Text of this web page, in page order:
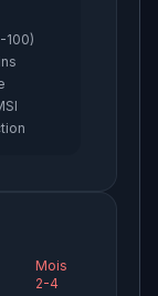
100)
Mois
2-4